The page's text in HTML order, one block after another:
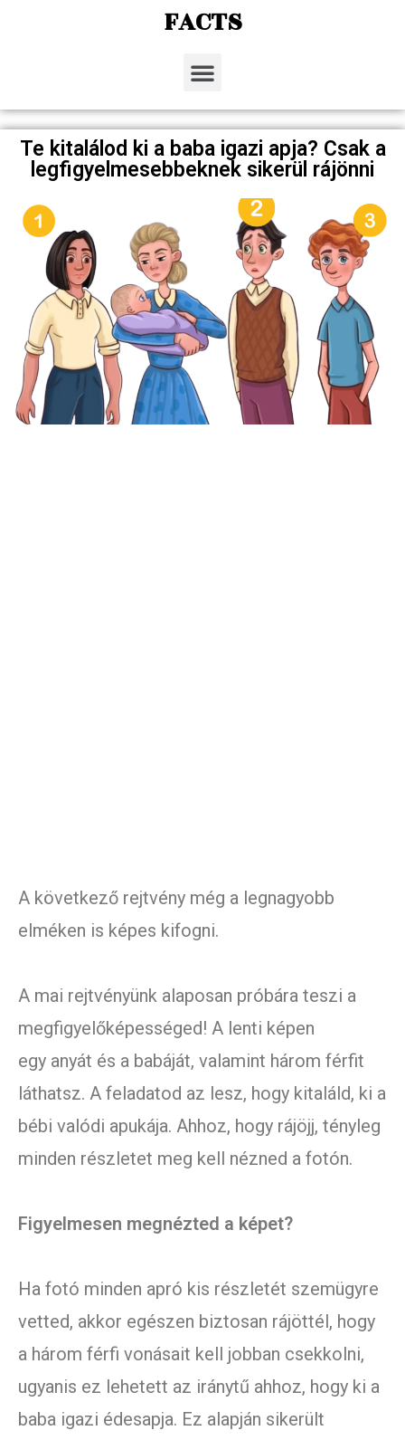
FACTS
Te kitalálod ki a baba igazi apja? Csak a
legfigyelmesebbeknek sikerül rájönni
A következő rejtvény még a legnagyobb
elméken is képes kifogni.
A mai rejtvényünk alaposan próbára teszi a
megfigyelőképességed! A lenti képen
egy anyát és a babáját, valamint három férfit
láthatsz. A feladatod az lesz, hogy kitaláld, ki a
bébi valódi apukája. Ahhoz, hogy rájöjj, tényleg
minden részletet meg kell nézned a fotón.
Figyelmesen megnézted a képet?
Ha fotó minden apró kis részletét szemügyre
vetted, akkor egészen biztosan rájöttél, hogy
a három férfi vonásait kell jobban csekkolni,
ugyanis ez lehetett az iránytű ahhoz, hogy ki a
baba igazi édesapja. Ez alapján sikerült